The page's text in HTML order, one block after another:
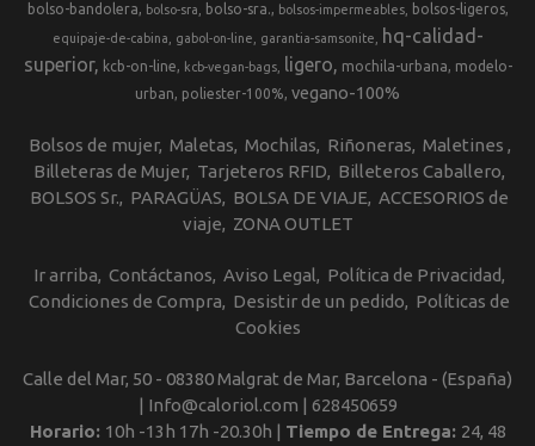
bolso-bandolera bolso-sra bolso-sra. bolsos-impermeables bolsos-ligeros
equipaje-de-cabina gabol-on-line garantia-samsonite
hq-calidad-
superior
kcb-on-line kcb-vegan-bags ligero mochila-urbana
modelo-
urban
poliester-100% vegano-100%
Bolsos de mujer Maletas Mochilas Riñoneras Maletines
Billeteras de Mujer Tarjeteros RFID
Billeteros Caballero
BOLSOS Sr.
PARAGÜAS BOLSA DE VIAJE ACCESORIOS de
viaje
ZONA OUTLET
Ir arriba Contáctanos Aviso Legal
Política de Privacidad
Condiciones de Compra
Desistir de un pedido
Políticas de
Cookies
Calle del Mar, 50 - 08380 Malgrat de Mar, Barcelona - (España)
| Info@caloriol.com | 628450659
Horario: 10h -13h 17h -20.30h | Tiempo de Entrega: 24, 48